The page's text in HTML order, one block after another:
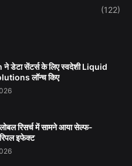
(122)
डेटा सेंटर्स के लिए स्वदेशी Liquid
लॉन्च किए
रिसर्च में सामने आया सेल्फ-
इफेक्ट